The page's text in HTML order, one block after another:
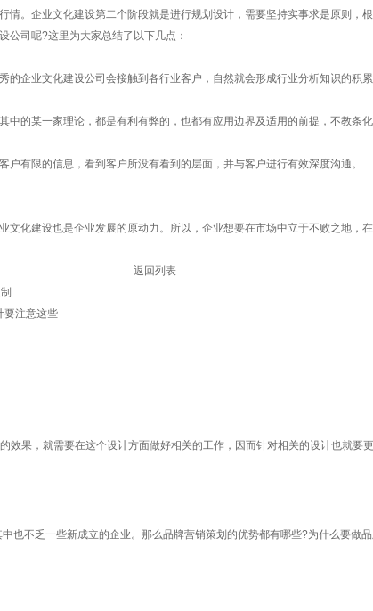
。企业文化建设第二个阶段就是进行规划设计，需要坚持实事求是原则，
司呢?这里为大家总结了以下几点：
业文化建设公司会接触到各行业客户，自然就会形成行业分析知识的积累
某一家理论，都是有利有弊的，也都有应用边界及适用的前提，不教条化
限的信息，看到客户所没有看到的层面，并与客户进行有效深度沟通。
建设也是企业发展的原动力。所以，企业想要在市场中立于不败之地，
返回列表
要注意这些
果，就需要在这个设计方面做好相关的工作，因而针对相关的设计也就要更
也不乏一些新成立的企业。那么品牌营销策划的优势都有哪些?为什么要做